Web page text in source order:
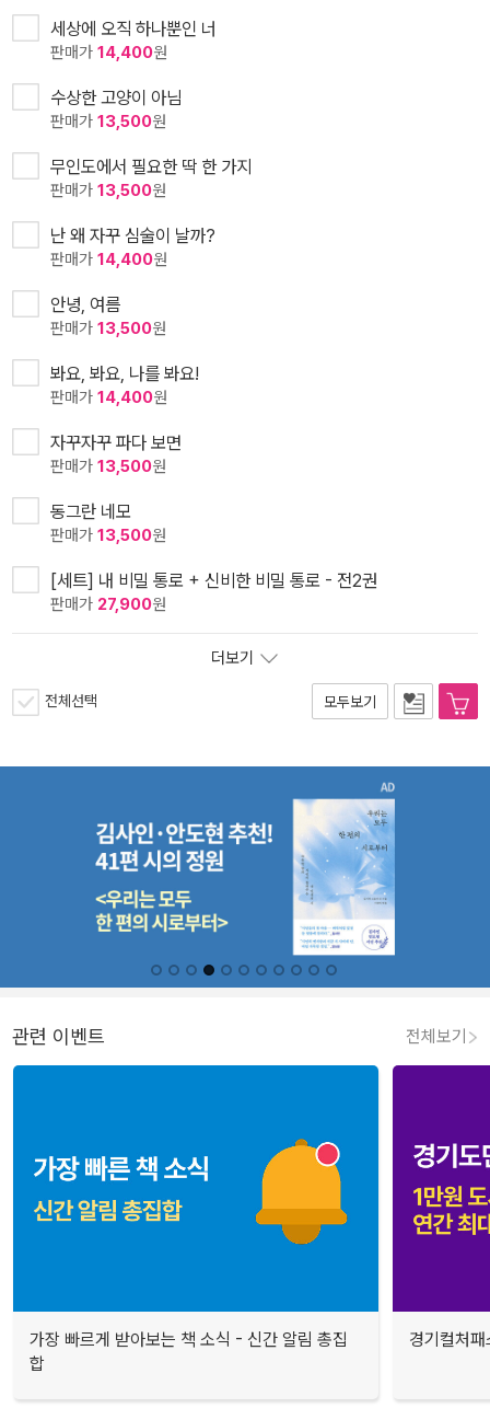
세상에 오직 하나뿐인 너
판매가 14,400원
수상한 고양이 아님
판매가 13,500원
무인도에서 필요한 딱 한 가지
판매가 13,500원
난 왜 자꾸 심술이 날까?
판매가 14,400원
안녕, 여름
판매가 13,500원
봐요, 봐요, 나를 봐요!
판매가 14,400원
자꾸자꾸 파다 보면
판매가 13,500원
동그란 네모
판매가 13,500원
[세트] 내 비밀 통로 + 신비한 비밀 통로 - 전2권
판매가 27,900원
더보기
전체선택 모두보기
관련 이벤트 전체보기
가장 빠르게 받아보는 책 소식 - 신간 알림 총집
합
경기컬처